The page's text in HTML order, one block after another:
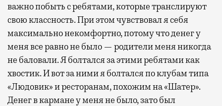
важно побыть с ребятами, которые транслируют
свою классность. При этом чувствовал я себя
максимально некомфортно, потому что денег у
меня все равно не было — родители меня никогда
не баловали. Я болтался за этими ребятами как
хвостик. И вот за ними я болтался по клубам типа
«Людовик» и ресторанам, похожим на «Шатер».
Денег в кармане у меня не было, зато был